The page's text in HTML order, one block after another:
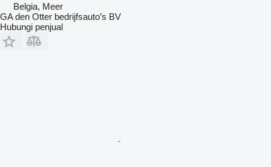
Belgia, Meer
GA den Otter bedrijfsauto’s BV
Hubungi penjual